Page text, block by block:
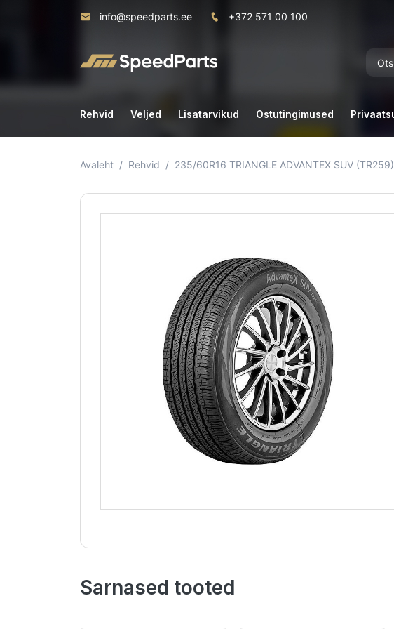
info@speedparts.ee +372 571 00 100
Rehvid Veljed Lisatarvikud Ostutingimused
Avaleht Rehvid 235/60R16 TRIANGLE ADVANTEX SUV
Sarnased tooted